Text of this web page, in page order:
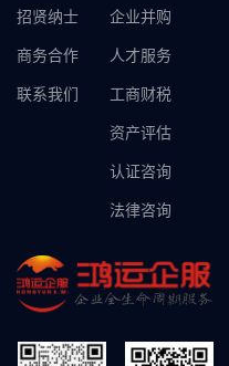
招贤纳士
商务合作
联系我们
企业并购
人才服务
工商财税
资产评估
认证咨询
法律咨询